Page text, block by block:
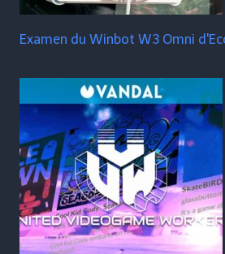
Examen du Winbot W3 Omni